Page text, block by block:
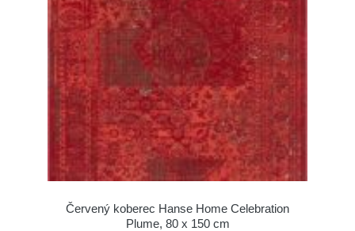
Červený koberec Hanse Home Celebration
Plume, 80 x 150 cm